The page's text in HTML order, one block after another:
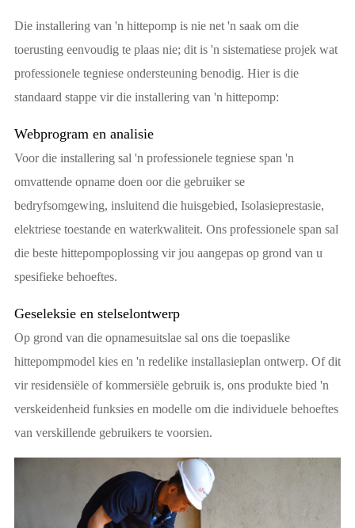
Die installering van 'n hittepomp is nie net 'n saak om die
toerusting eenvoudig te plaas nie; dit is 'n sistematiese projek wat
professionele tegniese ondersteuning benodig. Hier is die
standaard stappe vir die installering van 'n hittepomp:
Webprogram en analisie
Voor die installering sal 'n professionele tegniese span 'n
omvattende opname doen oor die gebruiker se
bedryfsomgewing, insluitend die huisgebied, Isolasieprestasie,
elektriese toestande en waterkwaliteit. Ons professionele span sal
die beste hittepompoplossing vir jou aangepas op grond van u
spesifieke behoeftes.
Geseleksie en stelselontwerp
Op grond van die opnamesuitslae sal ons die toepaslike
hittepompmodel kies en 'n redelike installasieplan ontwerp. Of dit
vir residensiële of kommersiële gebruik is, ons produkte bied 'n
verskeidenheid funksies en modelle om die individuele behoeftes
van verskillende gebruikers te voorsien.